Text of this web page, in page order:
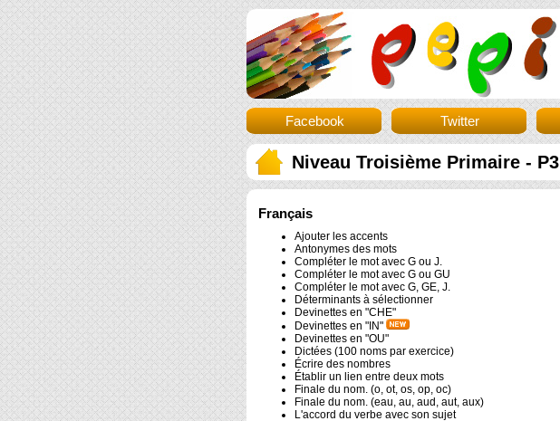
Facebook Twitter
Niveau Troisième Primaire - P3
Français
Ajouter les accents
Antonymes des mots
Compléter le mot avec G ou J.
Compléter le mot avec G ou GU
Compléter le mot avec G, GE, J.
Déterminants à sélectionner
Devinettes en "CHE"
Devinettes en "IN"
Devinettes en "OU"
Dictées (100 noms par exercice)
Écrire des nombres
Établir un lien entre deux mots
Finale du nom. (o, ot, os, op, oc)
Finale du nom. (eau, au, aud, aut, aux)
L'accord du verbe avec son sujet